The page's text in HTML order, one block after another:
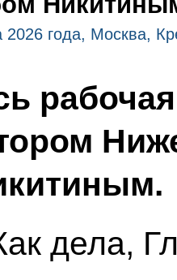
2026 года, Москва,
дела,